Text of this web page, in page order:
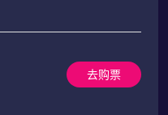
去购票